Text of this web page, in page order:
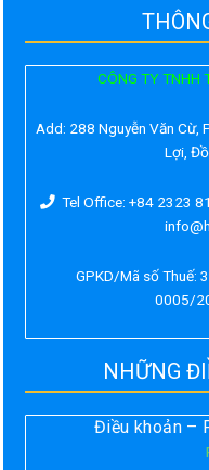
CÔNG TY TNHH
Add: 288 Nguyễn Văn Cừ,
Lợi,
Tel Office: +84 2323
GPKD/Mã số Thuế:
0005/
NHỮNG
Điều khoản –